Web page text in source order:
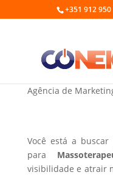
+351 912
Criar site para
Agência de
Você está a
para
visibilidade e atrair